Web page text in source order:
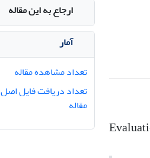
ارجاع به این مقاله
آمار
تعداد مشاهده مقاله
تعداد دریافت فایل اصل
مقاله